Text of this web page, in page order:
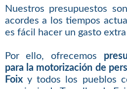
Nuestros presupuestos
acordes a los tiempos
es fácil hacer un gasto
Por ello, ofrecemos
para la motorización de
Foixy todos los pueblos